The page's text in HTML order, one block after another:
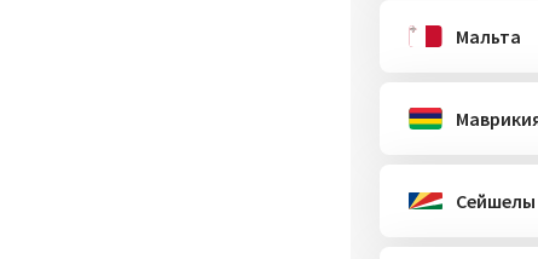
Мальта
Сейшелы